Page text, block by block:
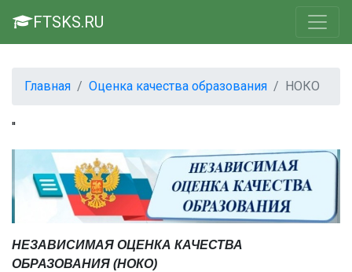
FTSKS.RU
Главная Оценка качества образования НОКО
''
НЕЗАВИСИМАЯ ОЦЕНКА КАЧЕСТВА
ОБРАЗОВАНИЯ (НОКО)